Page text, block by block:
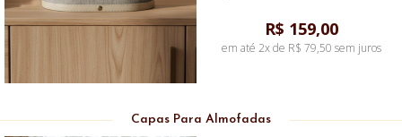
R$ 159,00
em até 2x de R$ 79,50 sem juros ESGOTADO
Capas Para Almofadas